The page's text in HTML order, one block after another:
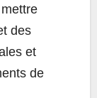
des
et
de